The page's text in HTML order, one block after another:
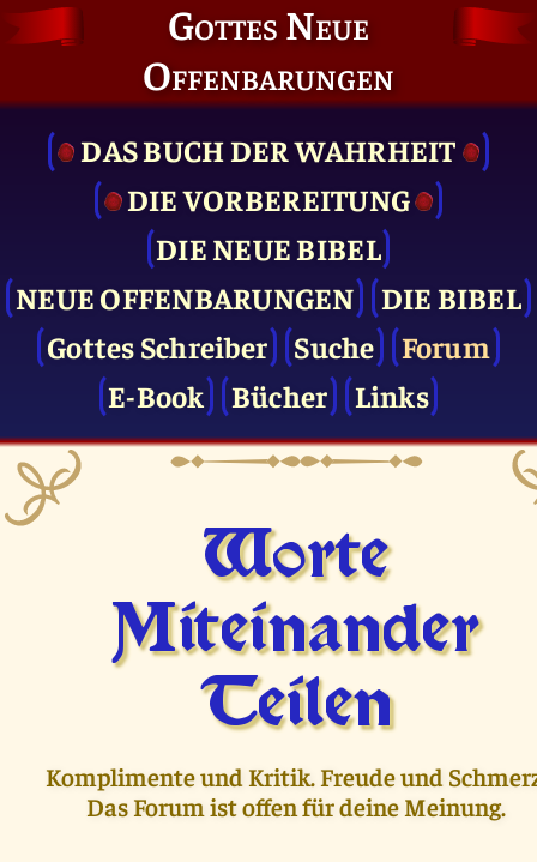
Gottes Neue
Offenbarungen
DAS BUCH DER WAHRHEIT
DIE VOR­BEREITUNG
DIE NEUE BIBEL
NEUE OFFENBARUNGEN
DIE BIBEL
Gottes Schreiber
Suche
Forum
E-Book
Bücher Links
Worte
Miteinander
Teilen
Komplimente und Kritik. Freude und
Das Forum ist offen für deine Meinung.